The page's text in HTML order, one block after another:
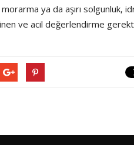
ya da aşırı solgunluk,
ve acil değerlendirme